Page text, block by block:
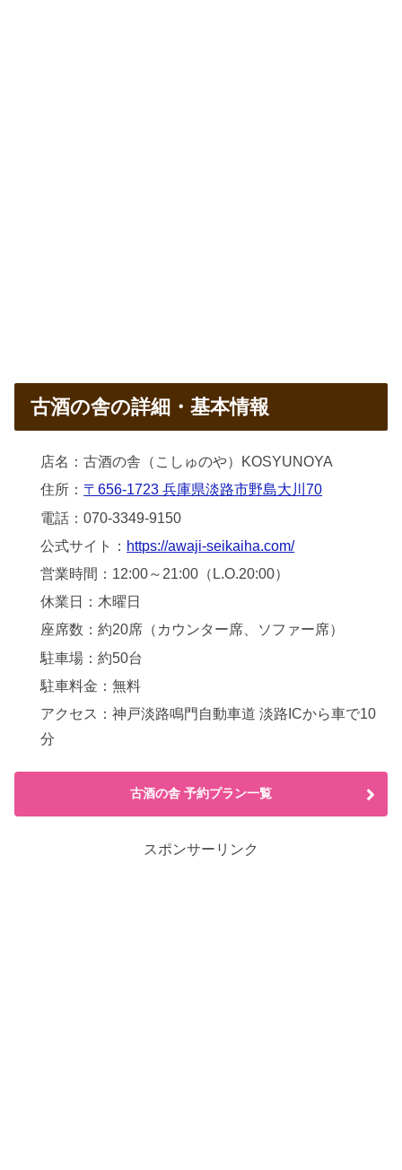
古酒の舎の詳細・基本情報
店名：古酒の舎（こしゅのや）KOSYUNOYA
住所： 〒656-1723 兵庫県淡路市野島大川70
電話：070-3349-9150
公式サイト： https://awaji-seikaiha.com/
営業時間：12:00～21:00（L.O.20:00）
休業日：木曜日
座席数：約20席（カウンター席、ソファー席）
駐車場：約50台
駐車料金：無料
アクセス：神戸淡路鳴門自動車道 淡路ICから車で10
分
古酒の舎 予約プラン一覧
スポンサーリンク